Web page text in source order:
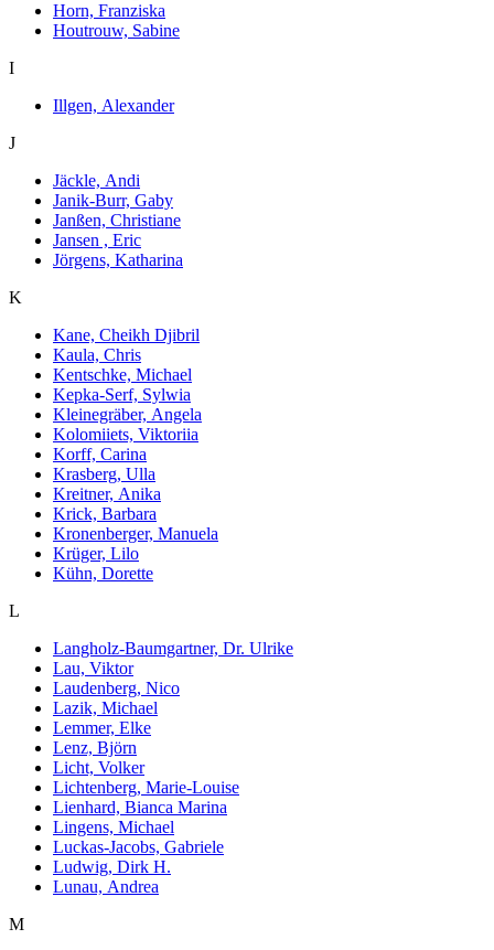
Horn, Franziska
Houtrouw, Sabine
I
Illgen, Alexander
J
Jäckle, Andi
Janik-Burr, Gaby
Janßen, Christiane
Jansen , Eric
Jörgens, Katharina
K
Kane, Cheikh Djibril
Kaula, Chris
Kentschke, Michael
Kepka-Serf, Sylwia
Kleinegräber, Angela
Kolomiiets, Viktoriia
Korff, Carina
Krasberg, Ulla
Kreitner, Anika
Krick, Barbara
Kronenberger, Manuela
Krüger, Lilo
Kühn, Dorette
L
Langholz-Baumgartner, Dr. Ulrike
Lau, Viktor
Laudenberg, Nico
Lazik, Michael
Lemmer, Elke
Lenz, Björn
Licht, Volker
Lichtenberg, Marie-Louise
Lienhard, Bianca Marina
Lingens, Michael
Luckas-Jacobs, Gabriele
Ludwig, Dirk H.
Lunau, Andrea
M